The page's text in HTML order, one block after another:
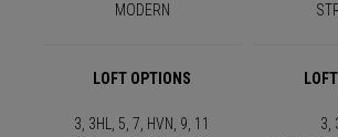
MODERN
LOFT OPTIONS
3, 3HL, 5, 7, HVN, 9, 11
3,